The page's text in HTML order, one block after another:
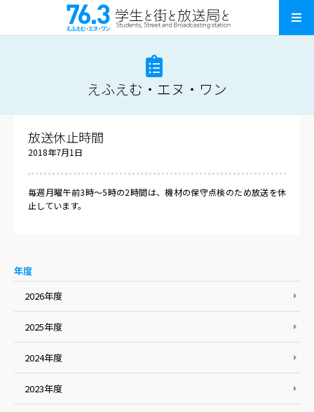
えふえむ・エヌ・ワン
放送休止時間
2018年7月1日
毎週月曜午前3時〜5時の2時間は、機材の保守点検のため放送を休
止しています。
年度
2026年度
2025年度
2024年度
2023年度